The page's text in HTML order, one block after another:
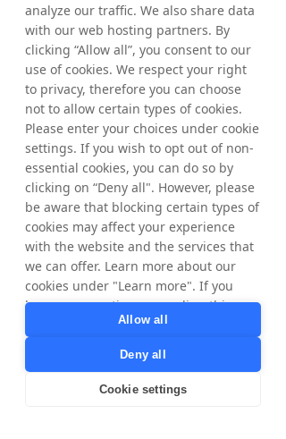
Download the Swedish Report
< Previous Next >
analyze our traffic. We also share data
with our web hosting partners. By
clicking “Allow all”, you consent to our
use of cookies. We respect your right
to privacy, therefore you can choose
not to allow certain types of cookies.
Please enter your choices under cookie
settings. If you wish to opt out of non-
essential cookies, you can do so by
clicking on “Deny all". However, please
be aware that blocking certain types of
cookies may affect your experience
with the website and the services that
we can offer. Learn more about our
cookies under "Learn more". If you
have any questions regarding this,
privacy@tradedoubler.com
dpo@tradedoubler.com
read more about our data processing
Allow all
Deny all
Cookie settings